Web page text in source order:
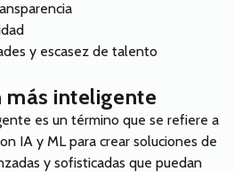
y escasez de talento
inteligente
es un término que se refiere a
IA y ML para crear soluciones de
y sofisticadas que puedan